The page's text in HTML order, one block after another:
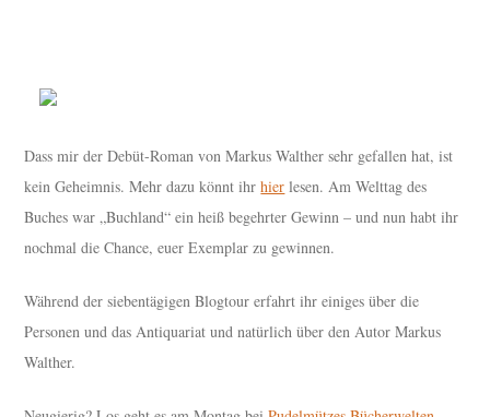
Dass mir der Debüt-Roman von Markus Walther sehr gefallen hat, ist
kein Geheimnis. Mehr dazu könnt ihrhier lesen. Am Welttag des
Buches war „Buchland“ ein heiß begehrter Gewinn – und nun habt ihr
nochmal die Chance, euer Exemplar zu gewinnen.
Während der siebentägigen Blogtour erfahrt ihr einiges über die
Personen und das Antiquariat und natürlich über den Autor Markus
Walther.